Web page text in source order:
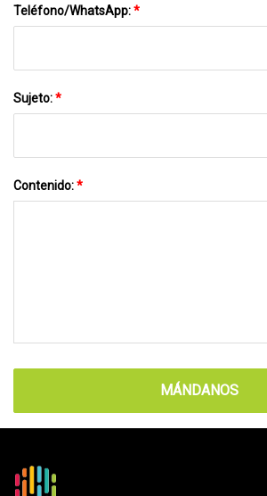
Teléfono/WhatsApp:*
Sujeto:*
Contenido:*
MÁNDANOS